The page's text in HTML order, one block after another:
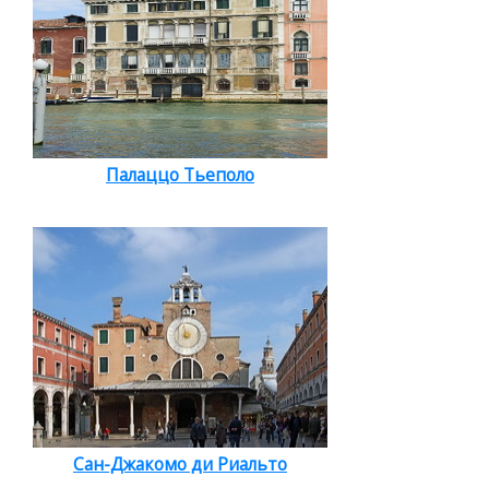
Палаццо Тьеполо
Сан-Джакомо ди Риальто